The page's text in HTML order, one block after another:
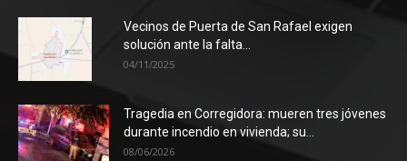
Vecinos de Puerta de San Rafael exigen
solución ante la falta...
04/11/2025
Tragedia en Corregidora: mueren tres jóvenes
durante incendio en vivienda; su...
08/06/2026